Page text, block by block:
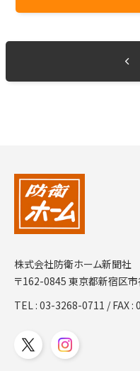
株式会社防衛ホーム新聞社
〒162-0845 東京都新宿区
TEL :03-3268-0711 / FAX :